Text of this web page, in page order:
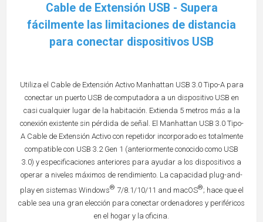
Cable de Extensión USB - Supera
fácilmente las limitaciones de distancia
para conectar dispositivos USB
Utiliza el Cable de Extensión Activo Manhattan USB 3.0 Tipo-A para
conectar un puerto USB de computadora a un dispositivo USB en
casi cualquier lugar de la habitación. Extienda 5 metros más a la
conexión existente sin pérdida de señal. El Manhattan USB 3.0 Tipo-
A Cable de Extensión Activo con repetidor incorporado es totalmente
compatible con USB 3.2 Gen 1 (anteriormente conocido como USB
3.0) y especificaciones anteriores para ayudar a los dispositivos a
operar a niveles máximos de rendimiento. La capacidad plug-and-
play en sistemas Windows® 7/8.1/10/11 and macOS®; hace que el
cable sea una gran elección para conectar ordenadores y periféricos
en el hogar y la oficina.